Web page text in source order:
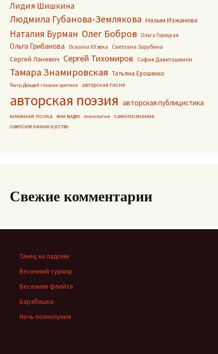
Лидия Шишкина
Людмила Губанова-Землякова Назым Изжанова
Наталия Бурман Олег Бобров Ольга Горецкая
Ольга Грибанова Осколки ХХ века Светлана Зарубина
Сергей Ланевич Сергей Тихомиров София Давиташвили
Тамара Знамировская Татьяна Ерошенко
Театр Дождей глазами зрителя авторская песня
авторская поэзия авторская публицистика
книжная полка мои видео психология самопознание
советское киноискусство
Свежие комментарии
Танец на ладони
Весенний турнир
Весенняя флейта
Барабашка
Ночь полнолуния